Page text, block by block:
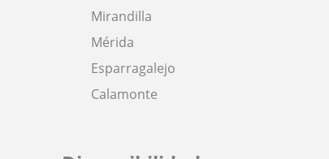
Mirandilla
Mérida
Esparragalejo
Calamonte